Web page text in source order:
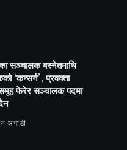
सञ्चालक बस्नेतमाथि
‘कन्सर्न’, प्रवक्ता
फेरेर सञ्चालक पदमा
अगाडी